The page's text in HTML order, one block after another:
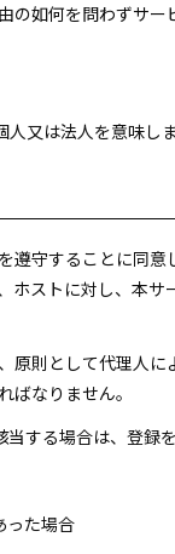
如何を問わずサ
又は法人を意味しま
遵守することに同
ホストに対し、本
原則として代理人
なりません。
する場合は、登録
った場合